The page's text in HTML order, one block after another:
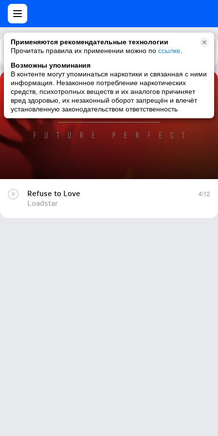
Применяются рекомендательные технологии
Прочитать правила их применении можно по ссылке
Возможны упоминания
В контенте могут упоминаться наркотики и связанная с ними
информация. Незаконное потребление наркотических
средств, психотропных веществ и их аналогов причиняет
вред здоровью, их незаконный оборот запрещён и влечёт
установленную законодательством ответственность
Каталог Рекомендации
Refuse to Love
Loadstar
Refuse to Love
Loadstar
4:12